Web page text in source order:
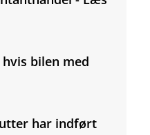
bilen med
har indført